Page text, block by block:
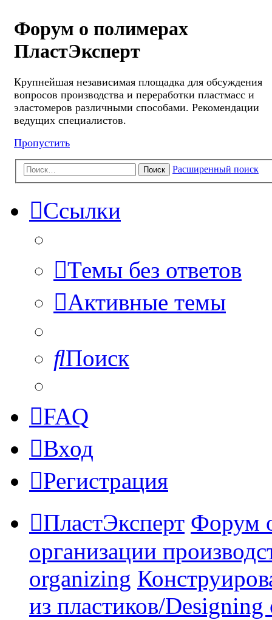
Форум о полимерах
ПластЭксперт
Крупнейшая независимая площадка для обсуждения
вопросов производства и переработки пластмасс и
эластомеров различными способами. Рекомендации
ведущих специалистов.
Пропустить
Поиск Расширенный поиск
Ссылки
Темы без ответов
Активные темы
Поиск
FAQ
Вход
Регистрация
ПластЭксперт Форум
организации
organizing
из пластиков/